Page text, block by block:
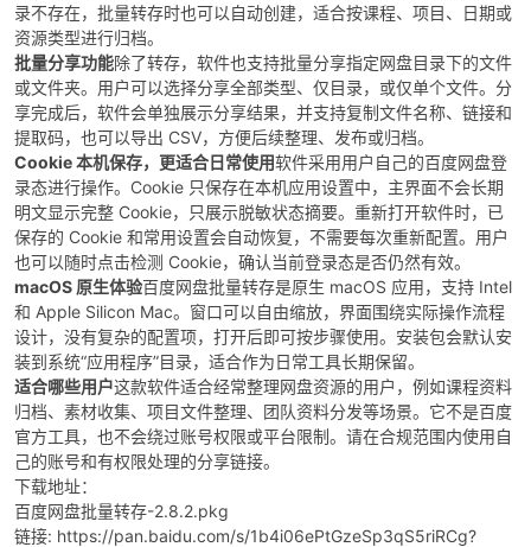
录不存在，批量转存时也可以自动创建，适合按课程、项目、日期或
资源类型进行归档。
批量分享功能除了转存，软件也支持批量分享指定网盘目录下的文件
或文件夹。用户可以选择分享全部类型、仅目录，或仅单个文件。分
享完成后，软件会单独展示分享结果，并支持复制文件名称、链接和
提取码，也可以导出 CSV，方便后续整理、发布或归档。
Cookie 本机保存，更适合日常使用软件采用用户自己的百度网盘登
录态进行操作。Cookie 只保存在本机应用设置中，主界面不会长期
明文显示完整 Cookie，只展示脱敏状态摘要。重新打开软件时，已
保存的 Cookie 和常用设置会自动恢复，不需要每次重新配置。用户
也可以随时点击检测 Cookie，确认当前登录态是否仍然有效。
macOS 原生体验百度网盘批量转存是原生 macOS 应用，支持 Intel
和 Apple Silicon Mac。窗口可以自由缩放，界面围绕实际操作流程
设计，没有复杂的配置项，打开后即可按步骤使用。安装包会默认安
装到系统“应用程序”目录，适合作为日常工具长期保留。
适合哪些用户这款软件适合经常整理网盘资源的用户，例如课程资料
归档、素材收集、项目文件整理、团队资料分发等场景。它不是百度
官方工具，也不会绕过账号权限或平台限制。请在合规范围内使用自
己的账号和有权限处理的分享链接。
下载地址：
百度网盘批量转存-2.8.2.pkg
链接: https://pan.baidu.com/s/1b4i06ePtGzeSp3qS5riRCg?